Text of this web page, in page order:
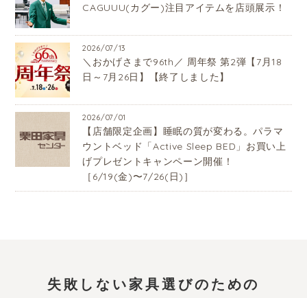
CAGUUU(カグー)注目アイテムを店頭展示！
2026/07/13
＼おかげさまで96th／ 周年祭 第2弾【7月18
日～7月26日】【終了しました】
2026/07/01
【店舗限定企画】睡眠の質が変わる。パラマ
ウントベッド「Active Sleep BED」お買い上
げプレゼントキャンペーン開催！
［6/19(金)〜7/26(日)］
失敗しない家具選びのための